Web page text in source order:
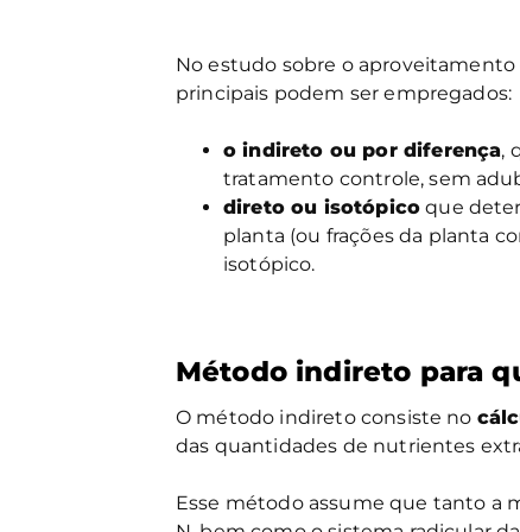
No estudo sobre o
principais podem ser empregados:
o indireto ou por diferença,
tratamento controle, sem
direto ou isotópico que
planta (ou frações da planta
isotópico.
Método indireto para
O método indireto consiste no
das quantidades de nutrientes
Esse método assume que tanto a